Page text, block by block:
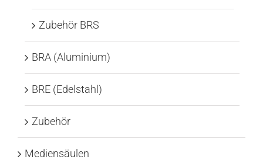
Zubehör BRS
BRA (Aluminium)
BRE (Edelstahl)
Zubehör
Mediensäulen